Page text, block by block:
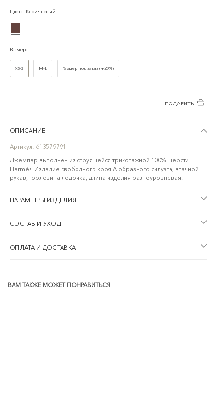
Цвет: Коричневый
Размер:
XS-S M-L Размер под заказ (+20%)
ПОДАРИТЬ
ОПИСАНИЕ
Артикул: 613579791
Джемпер выполнен из струящейся трикотажной 100% шерсти
Hermès. Изделие свободного кроя А образного силуэта, втачной
рукав, горловина лодочка, длина изделия разноуровневая.
ПАРАМЕТРЫ ИЗДЕЛИЯ
СОСТАВ И УХОД
ОПЛАТА И ДОСТАВКА
ВАМ ТАКЖЕ МОЖЕТ ПОНРАВИТЬСЯ